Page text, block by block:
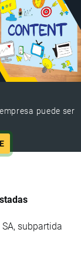
puede ser
subpartida